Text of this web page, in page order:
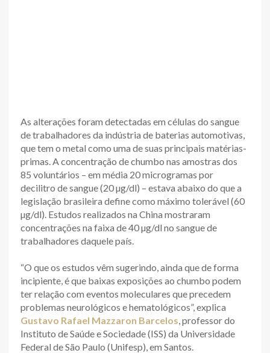
As alterações foram detectadas em células do sangue
de trabalhadores da indústria de baterias automotivas,
que tem o metal como uma de suas principais matérias-
primas. A concentração de chumbo nas amostras dos
85 voluntários – em média 20 microgramas por
decilitro de sangue (20 µg/dl) – estava abaixo do que a
legislação brasileira define como máximo tolerável (60
µg/dl). Estudos realizados na China mostraram
concentrações na faixa de 40 µg/dl no sangue de
trabalhadores daquele país.
“O que os estudos vêm sugerindo, ainda que de forma
incipiente, é que baixas exposições ao chumbo podem
ter relação com eventos moleculares que precedem
problemas neurológicos e hematológicos”, explica
Gustavo Rafael Mazzaron Barcelos , professor do
Instituto de Saúde e Sociedade (ISS) da Universidade
Federal de São Paulo (Unifesp), em Santos.